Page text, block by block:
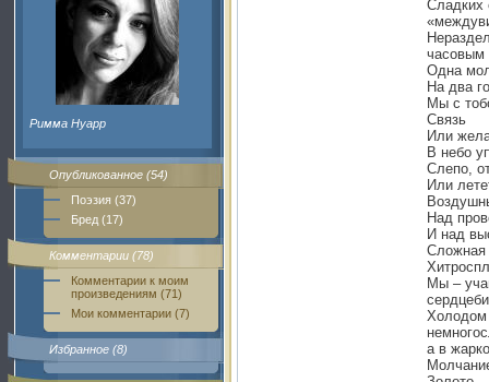
Римма Нуарр
Опубликованное (54)
Поэзия (37)
Бред (17)
Комментарии (78)
Комментарии к моим
произведениям (71)
Мои комментарии (7)
Избранное (8)
Сладких
часовым
Одна
На два
Мы с
Связь
Или
В небо
Слепо,
Или
Над
И над
Сложная
Мы –
Холодом
а в